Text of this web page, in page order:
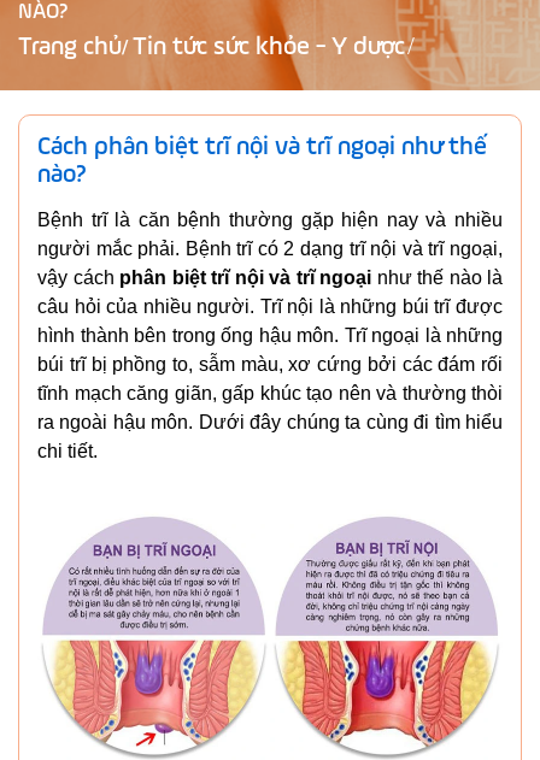
NÀO?
Trang chủ/ Tin tức sức khỏe - Y dược
Cách phân biệt trĩ nội và trĩ ngoại như thế
nào?
Bệnh trĩ là căn bệnh thường gặp hiện nay và nhiều
người mắc phải. Bệnh trĩ có 2 dạng trĩ nội và trĩ ngoại,
vậy cách phân biệt trĩ nội và trĩ ngoại như thế nào là
câu hỏi của nhiều người. Trĩ nội là những búi trĩ được
hình thành bên trong ống hậu môn. Trĩ ngoại là những
búi trĩ bị phồng to, sẫm màu, xơ cứng bởi các đám rối
tĩnh mạch căng giãn, gấp khúc tạo nên và thường thòi
ra ngoài hậu môn. Dưới đây chúng ta cùng đi tìm hiểu
chi tiết.